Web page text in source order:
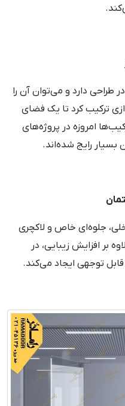
طراحی دارد و می‌توان آن را
ترکیب کرد تا یک فضای
امروزه در پروژه‌های
بسیار رایج شده‌اند.
جلوه‌ای خاص و لاکچری
بر افزایش زیبایی، در
قابل توجهی ایجاد می‌کند.